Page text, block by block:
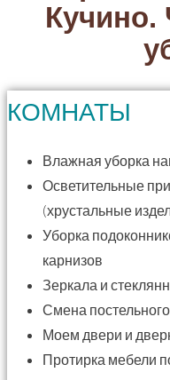
Кучино.
КОМНАТЫ
Влажная уборка
Осветительные
(хрустальные
Уборка
карнизов
Зеркала и
Смена
Моем двери и
Протирка мебели